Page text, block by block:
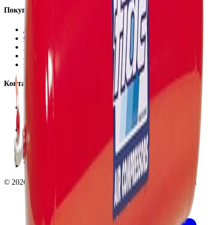
Покупателям
Доставка и оплата
Обучение
Распродажа
Бренды
О компании
Контакты
+7 (495) 135-35-99
Москва, Люблинская ул., 153.
ТЦ «Люблю Молл», -1 уровень
Ежедневно 10:00 — 19:00
© 2026 InSafe.ru — Товары и технологии для автобизнеса